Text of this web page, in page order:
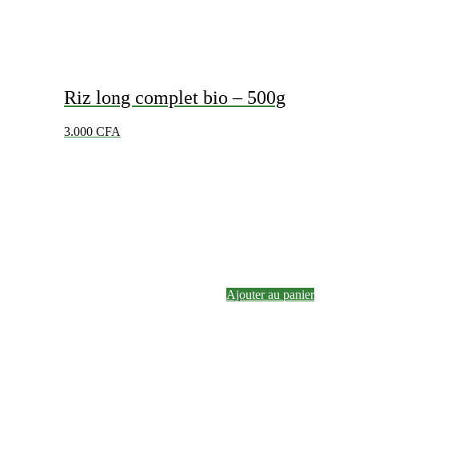
Riz long complet bio – 500g
3.000 CFA
Ajouter au panier